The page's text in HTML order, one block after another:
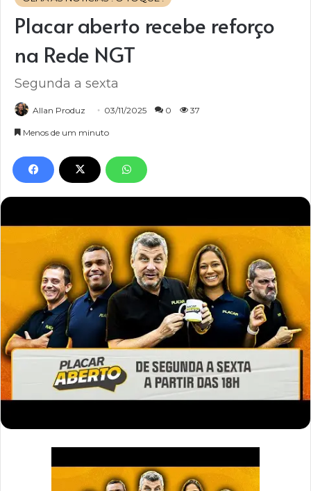
Placar aberto recebe reforço
na Rede NGT
Segunda a sexta
Allan Produz 03/11/2025 0 37
Menos de um minuto